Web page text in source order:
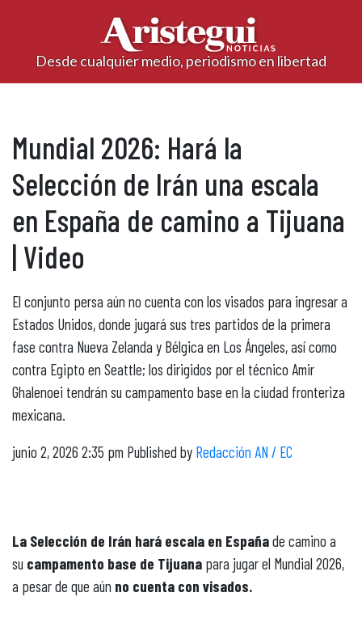
Desde cualquier medio, periodismo en libertad
Mundial 2026: Hará la
Selección de Irán una escala
en España de camino a Tijuana
| Video
El conjunto persa aún no cuenta con los visados para ingresar a
Estados Unidos, donde jugará sus tres partidos de la primera
fase contra Nueva Zelanda y Bélgica en Los Ángeles, así como
contra Egipto en Seattle; los dirigidos por el técnico Amir
Ghalenoei tendrán su campamento base en la ciudad fronteriza
mexicana.
junio 2, 2026 2:35 pm Published by Redacción AN / EC
La Selección de Irán hará escala en Españade camino a
su campamento base de Tijuana para jugar el Mundial 2026,
a pesar de que aún no cuenta con visados.